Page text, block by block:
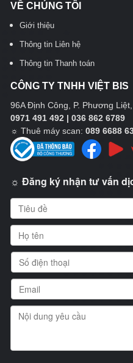
VỀ CHÚNG TÔI
Giới thiệu
Thông tin Liên hệ
Thông tin Thanh toán
CÔNG TY TNHH VIỆT BIS
96A Định Công, P. Phương
0971 491 492 | 036 862 6789
☼ Thuê máy scan: 089 6688
☼ Đăng ký nhận tư vấn